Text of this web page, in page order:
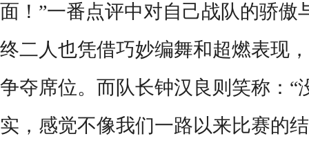
面！”一番点评中对自己战队的骄傲
终二人也凭借巧妙编舞和超燃表现
争夺席位。而队长钟汉良则笑称： “
实，感觉不像我们一路以来比赛的